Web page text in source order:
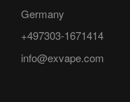
Germany
+497303-1671414
info@exvape.com